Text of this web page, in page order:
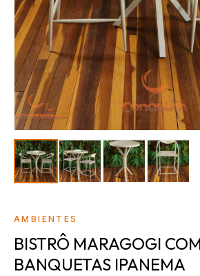
AMBIENTES
BISTRÔ MARAGOGI
BANQUETAS IPANEMA